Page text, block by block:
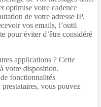
optimise votre cadence
de votre adresse IP.
vos emails, l’outil
pour éviter d’être considéré
applications ? Cette
votre disposition.
fonctionnalités
vous pouvez